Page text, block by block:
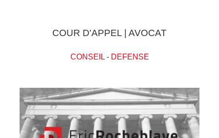
COUR D'APPEL | AVOCAT
CONSEIL- DEFENSE